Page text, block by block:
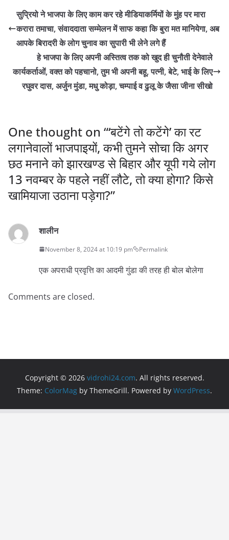
e
b
o
o
k
er s
A
p
p
gr
a
m
l e
सुप्रियो ने भाजपा के लिए काम कर रहे मीडियाकर्मियों के मुंह पर मारा
करारा तमाचा, संवाददाता सम्मेलन में साफ कहा कि बुरा मत मानियेगा, अब
आपके बिरादरी के लोग चुनाव का सुपारी भी लेने लगे हैं
हे भाजपा के लिए अपनी अस्तित्व तक को खुद ही चुनौती देनेवाले
कार्यकर्ताओं, वक्त को पहचानो, तुम भी अपनी बहू, पत्नी, बेटे, भाई के लिए
रघुवर दास, अर्जुन मुंडा, मधु कोड़ा, चम्पाई व ढुलू के जैसा जीना सीखो
One thought on “‘बटेंगे तो कटेंगे’ का रट
लगानेवालों भाजपाइयों, कभी तुमने सोचा कि अगर
छठ मनाने को झारखण्ड से बिहार और यूपी गये लोग
13 नवम्बर के पहले नहीं लौटे, तो क्या होगा? किसे
खामियाजा उठाना पड़ेगा?”
शालीन
November 8, 2024 at 10:19 pm Permalink
एक अपराधी प्रवृत्ति का आदमी गुंडा की तरह ही बोल बोलेगा
Comments are closed.
Copyright © 2026 vidrohi24.com. All rights reserved.
Theme: ColorMag by ThemeGrill. Powered by WordPress.